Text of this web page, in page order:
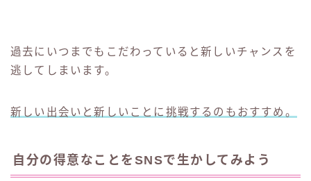
過去にいつまでもこだわっていると新しいチャンスを
逃してしまいます。
新しい出会いと新しいことに挑戦するのもおすすめ。
自分の得意なことをSNSで生かしてみよう